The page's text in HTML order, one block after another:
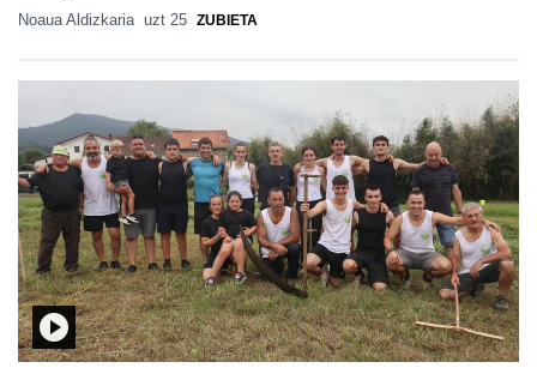
Noaua Aldizkaria uzt 25 ZUBIETA